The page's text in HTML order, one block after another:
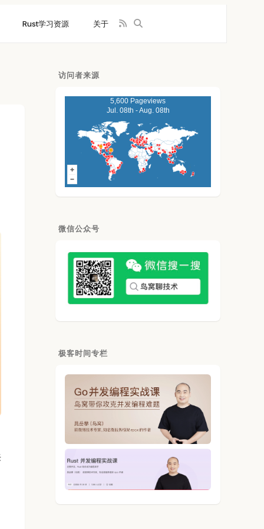
Rust学习资源 关于
访问者来源
5,600 Pageviews
Jul. 08th - Aug. 08th
微信公众号
极客时间专栏